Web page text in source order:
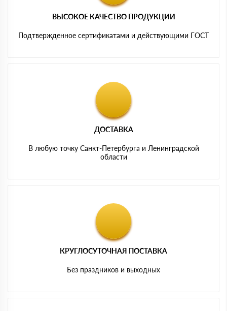
ВЫСОКОЕ КАЧЕСТВО ПРОДУКЦИИ
Подтвержденное сертификатами и действующими ГОСТ
ДОСТАВКА
В любую точку Санкт-Петербурга и Ленинградской
области
КРУГЛОСУТОЧНАЯ ПОСТАВКА
Без праздников и выходных